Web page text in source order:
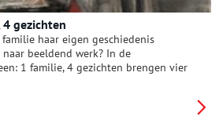
gezichten
haar eigen geschiedenis
beeldend werk? In de
1 familie, 4 gezichten brengen vier
zoons Erik en Floris van der Veen